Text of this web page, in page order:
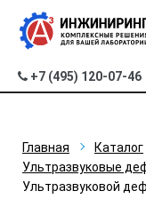
+7 (495) 120-07-46
Главная Каталог
Ультразвуковые
Ультразвуковой